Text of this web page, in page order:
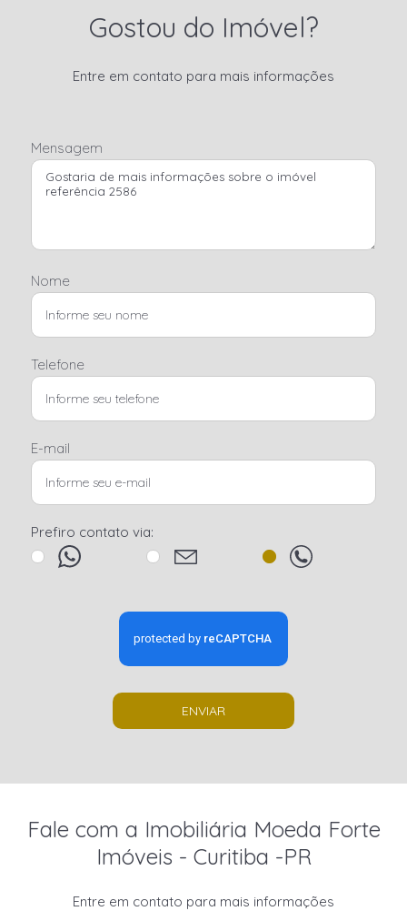
Gostou do Imóvel?
Entre em contato para mais informações
Mensagem
Nome
Telefone
E-mail
Prefiro contato via:
ENVIAR
Fale com a Imobiliária Moeda Forte
Imóveis - Curitiba -PR
Entre em contato para mais informações